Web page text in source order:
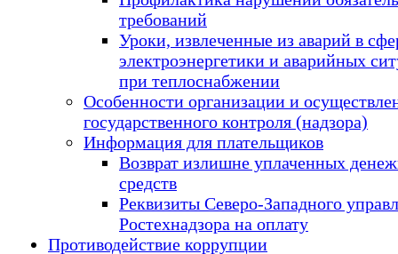
требований
Уроки, извлеченные из аварий в
электроэнергетики и аварийных
при теплоснабжении
Особенности организации и
государственного контроля (надзора)
Информация для плательщиков
Возврат излишне уплаченных
средств
Реквизиты Северо-Западного
Ростехнадзора на оплату
Противодействие коррупции